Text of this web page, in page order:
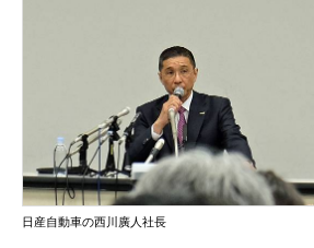
日産自動車の西川廣人社長